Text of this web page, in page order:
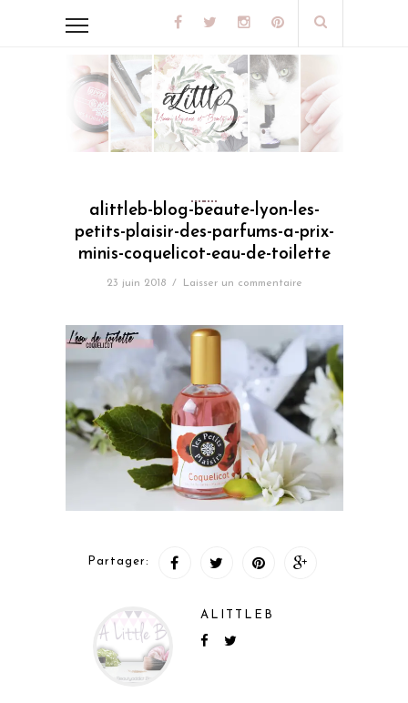
alittleb-blog-beaute-lyon-les-
petits-plaisir-des-parfums-a-prix-
minis-coquelicot-eau-de-toilette
23 juin 2018 / Laisser un commentaire
Partager:
ALITTLEB